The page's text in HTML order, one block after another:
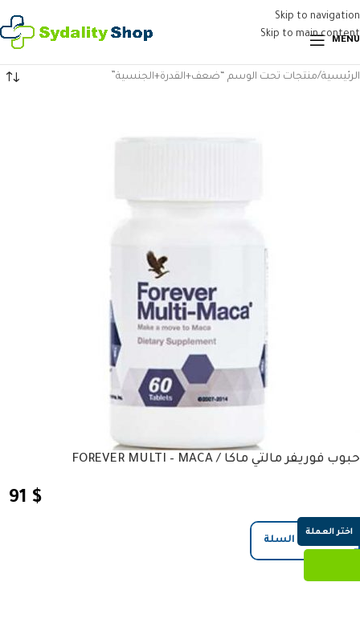
Skip to navigation
Skip to main content
MENU
الرئيسية منتجات تحت الوسم “ضعف+القدرة+الجنسية”
حبوب فوريفر مالتي ماكا / FOREVER MULTI – MACA
91 $
إضافة إلى السلة
اختر العملة